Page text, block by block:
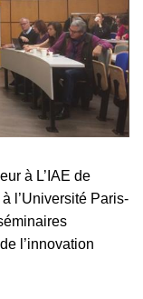
à L’IAE de
l’Université Paris-
l’innovation